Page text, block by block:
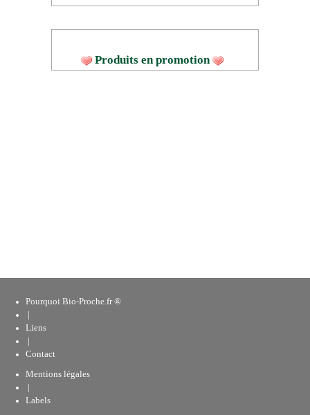
Produits en promotion
Pourquoi Bio-Proche.fr ®
|
Liens
|
Contact
Mentions légales
|
Labels